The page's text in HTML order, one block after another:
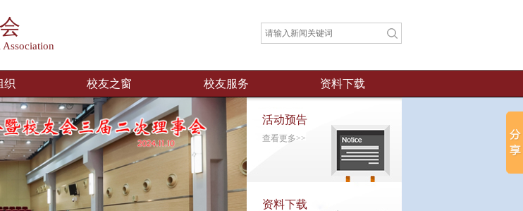
织 校友之窗 校友服务 资料下载
活动预告
查看更多>>
资料下载